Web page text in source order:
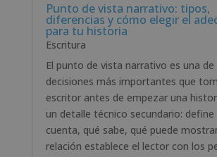
Punto de vista narrativo: tipos,
diferencias y cómo elegir el
para tu historia
Escritura
El punto de vista narrativo es una de
decisiones más importantes que
escritor antes de empezar una
un detalle técnico secundario: define
cuenta, qué sabe, qué puede
relación establece el lector con los